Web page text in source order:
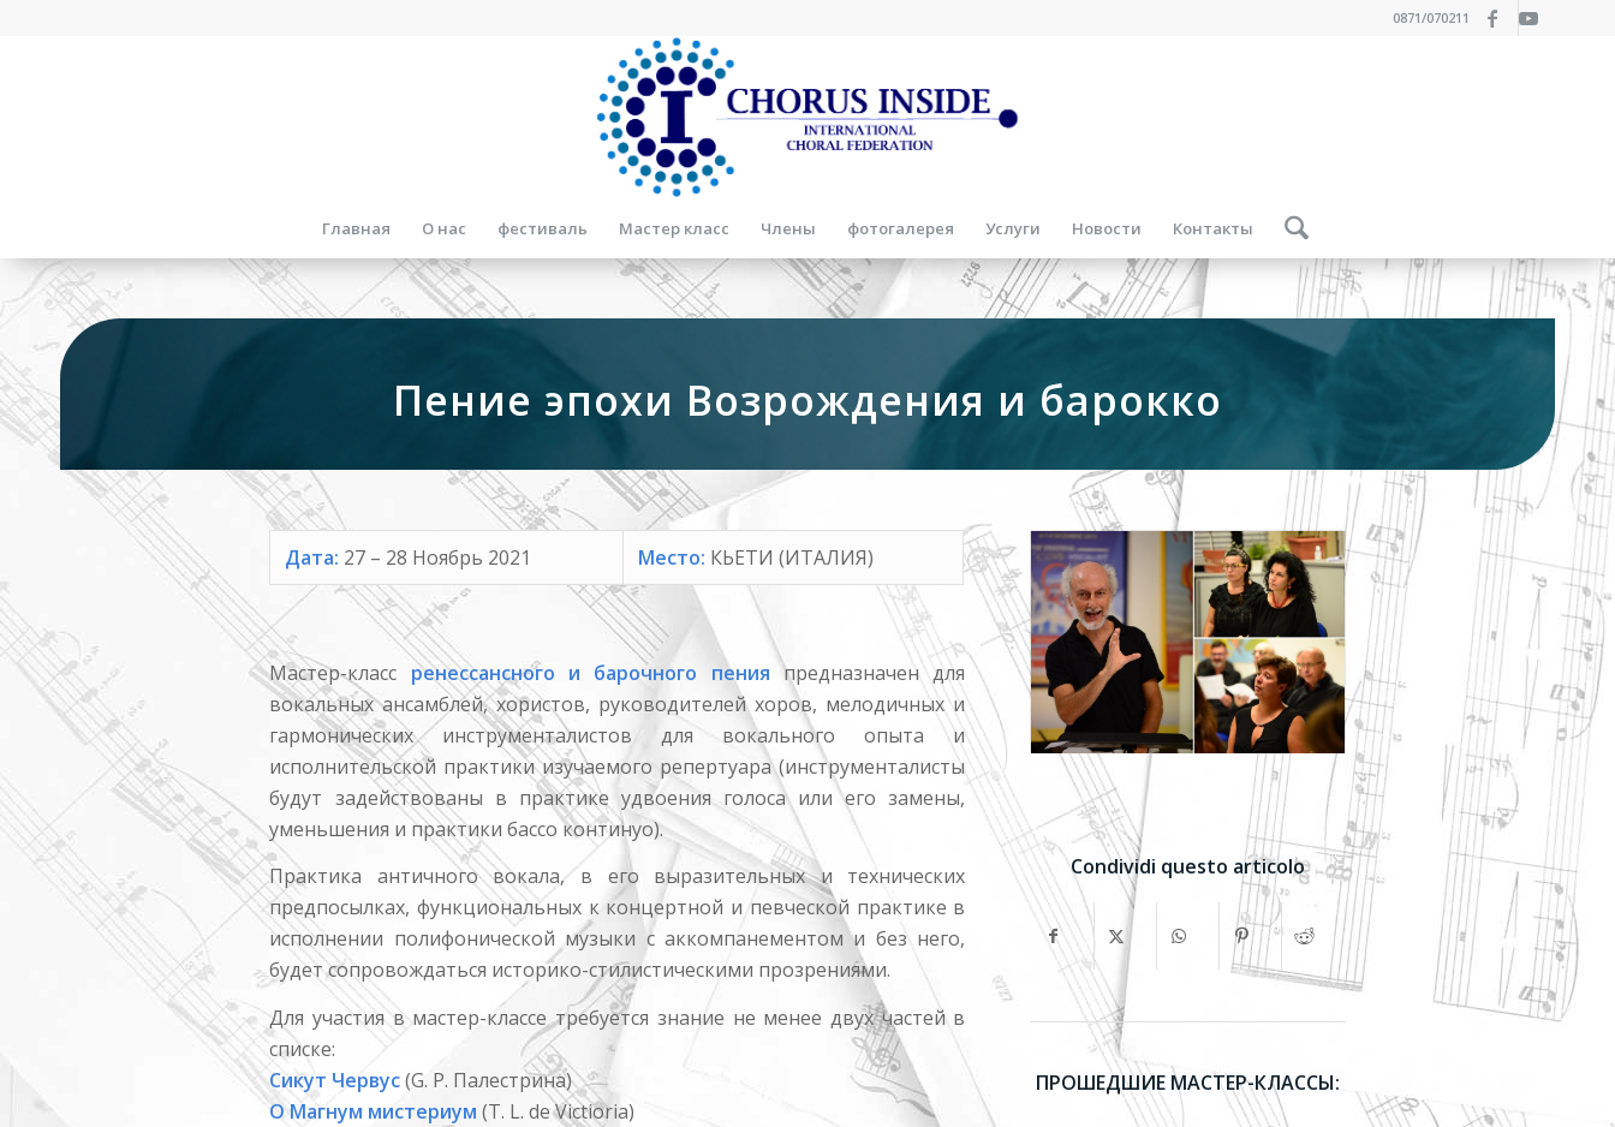
0871/070211
Главная О нас фестиваль Мастер класс Члены фотогалерея Услуги Новости Контакты
Пение эпохи Возрождения и барокко
Дата: 27 – 28 Ноябрь 2021 Место: КЬЕТИ (ИТАЛИЯ)
Мастер-класс ренессансного и барочного пения предназначен для
вокальных ансамблей, хористов, руководителей хоров, мелодичных и
гармонических инструменталистов для вокального опыта и
исполнительской практики изучаемого репертуара (инструменталисты
будут задействованы в практике удвоения голоса или его замены,
уменьшения и практики бассо континуо).
Практика античного вокала, в его выразительных и технических
предпосылках, функциональных к концертной и певческой практике в
исполнении полифонической музыки с аккомпанементом и без него,
будет сопровождаться историко-стилистическими прозрениями.
Для участия в мастер-классе требуется знание не менее двух частей в
списке:
Сикут Червус(G. P. Палестрина)
О Магнум мистериум (Т. L. de Victioria)
Condividi questo articolo
ПРОШЕДШИЕ МАСТЕР-КЛАССЫ: